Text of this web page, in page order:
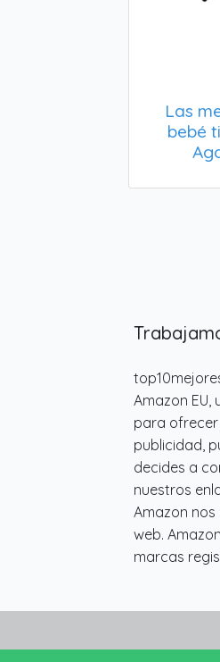
Las
bebé
Amazon
para
publicidad,
decides a
nuestros
Amazon
web.
marcas